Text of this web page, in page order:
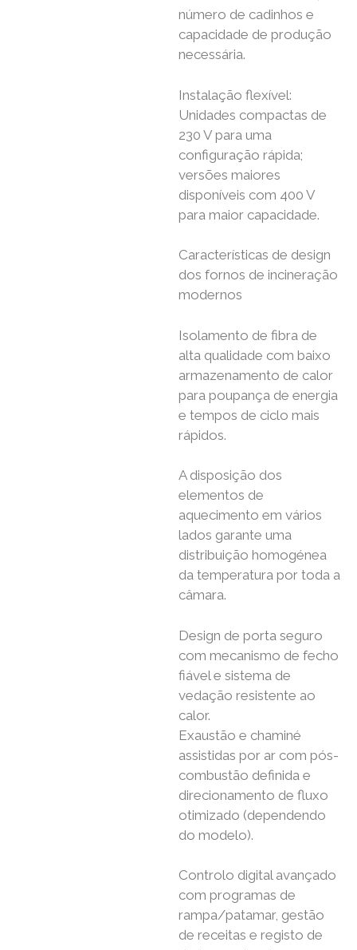
número de cadinhos e
capacidade de produção
necessária.
Instalação flexível:
Unidades compactas de
230 V para uma
configuração rápida;
versões maiores
disponíveis com 400 V
para maior capacidade.
Características de design
dos fornos de incineração
modernos
Isolamento de fibra de
alta qualidade com baixo
armazenamento de calor
para poupança de energia
e tempos de ciclo mais
rápidos.
A disposição dos
elementos de
aquecimento em vários
lados garante uma
distribuição homogénea
da temperatura por toda a
câmara.
Design de porta seguro
com mecanismo de fecho
fiável e sistema de
vedação resistente ao
calor.
Exaustão e chaminé
assistidas por ar com pós-
combustão definida e
direcionamento de fluxo
otimizado (dependendo
do modelo).
Controlo digital avançado
com programas de
rampa/patamar, gestão
de receitas e registo de